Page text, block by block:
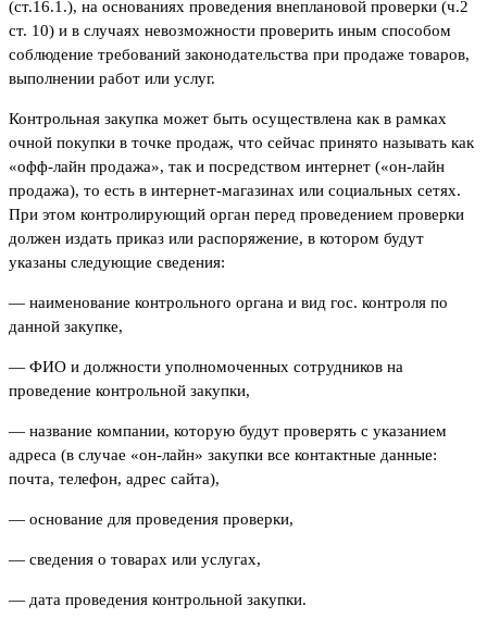
(ст.16.1.), на основаниях проведения внеплановой проверки (ч.2
ст. 10) и в случаях невозможности проверить иным способом
соблюдение требований законодательства при продаже товаров,
выполнении работ или услуг.
Контрольная закупка может быть осуществлена как в рамках
очной покупки в точке продаж, что сейчас принято называть как
«офф-лайн продажа», так и посредством интернет («он-лайн
продажа), то есть в интернет-магазинах или социальных сетях.
При этом контролирующий орган перед проведением проверки
должен издать приказ или распоряжение, в котором будут
указаны следующие сведения:
— наименование контрольного органа и вид гос. контроля по
данной закупке,
— ФИО и должности уполномоченных сотрудников на
проведение контрольной закупки,
— название компании, которую будут проверять с указанием
адреса (в случае «он-лайн» закупки все контактные данные:
почта, телефон, адрес сайта),
— основание для проведения проверки,
— сведения о товарах или услугах,
— дата проведения контрольной закупки.